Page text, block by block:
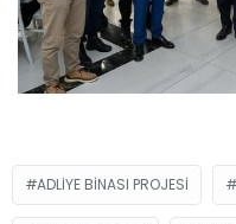
ADLIYE BINASI PROJESI